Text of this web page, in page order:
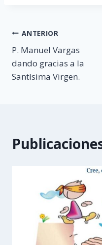
Navegación
de
entradas
ANTERIOR
P. Manuel Vargas
dando gracias a la
Santísima Virgen.